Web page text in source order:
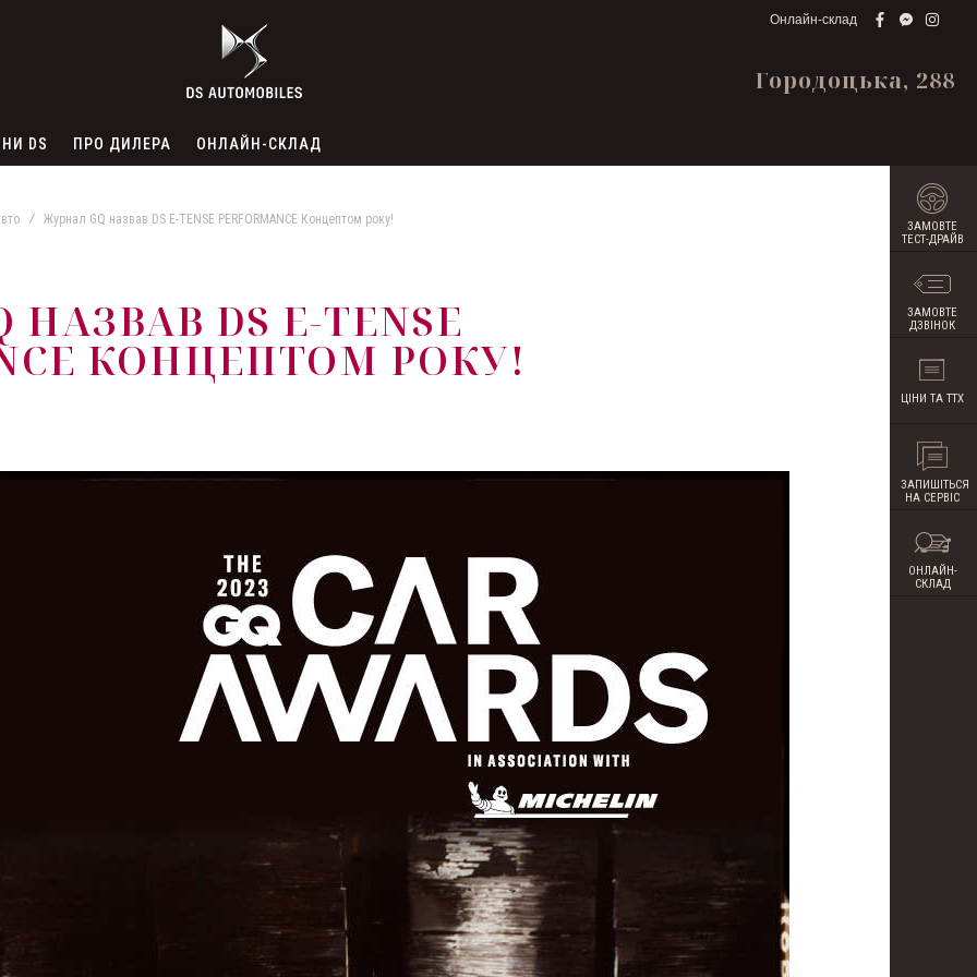
Онлайн-склад
Городоцька, 288
DS ПРО ДИЛЕРА ОНЛАЙН-СКЛАД
Журнал GQ назвав DS E-TENSE PERFORMANCE Концептом року!
DS E-TENSE
КОНЦЕПТОМ РОКУ!
ЗАМОВТЕ
ТЕСТ-ДРАЙВ
ЗАМОВТЕ
ДЗВІНОК
ЦІНИ ТА ТТХ
ЗАПИШІТЬСЯ
НА СЕРВІС
ОНЛАЙН-
СКЛАД